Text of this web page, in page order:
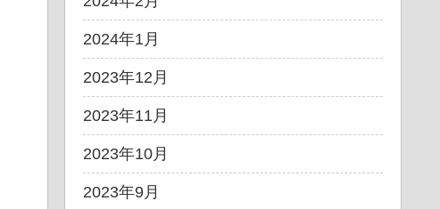
2024年1月
2023年12月
2023年11月
2023年10月
2023年9月